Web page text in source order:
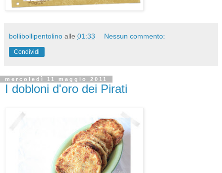
bollibollipentolino alle 01:33 Nessun commento:
Condividi
mercoledì 11 maggio 2011
I dobloni d'oro dei Pirati